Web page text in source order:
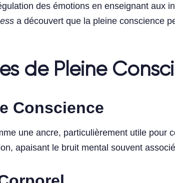
des émotions en enseignant aux
a découvert que la pleine conscience
de Pleine
Conscience
une ancre, particulièrement utile pour
apaisant le bruit mental souvent